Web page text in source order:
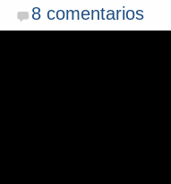
8 comentarios